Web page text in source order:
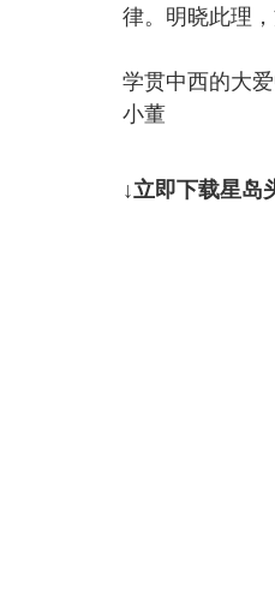
律。明晓此理
学贯中西的大
小董
↓立即下载星岛